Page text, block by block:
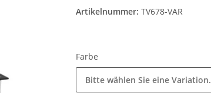
Artikelnummer: TV678-VAR
Farbe
Bitte wählen Sie eine Variation.